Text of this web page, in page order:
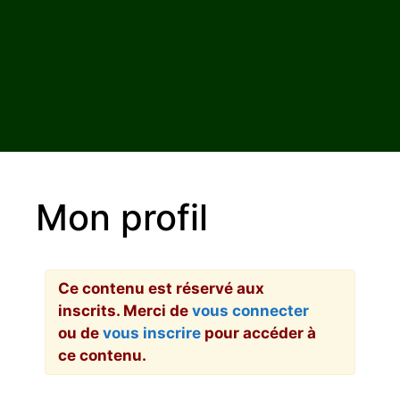
Mon profil
Ce contenu est réservé aux
inscrits. Merci de vous connecter
ou de vous inscrire pour accéder à
ce contenu.